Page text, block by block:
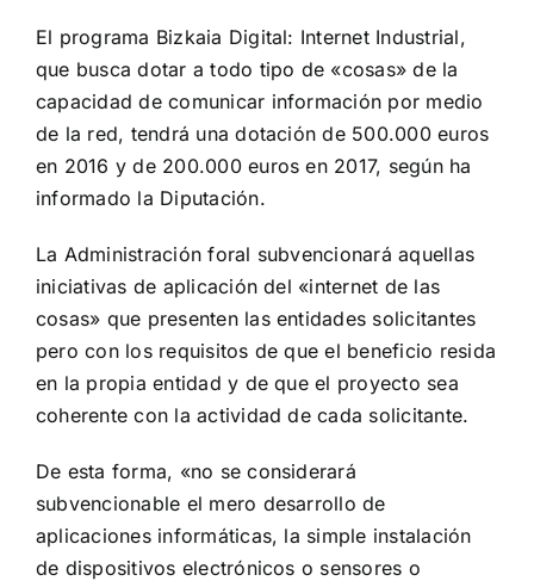
El programa Bizkaia Digital: Internet Industrial,
que busca dotar a todo tipo de «cosas» de la
capacidad de comunicar información por medio
de la red, tendrá una dotación de 500.000 euros
en 2016 y de 200.000 euros en 2017, según ha
informado la Diputación.
La Administración foral subvencionará aquellas
iniciativas de aplicación del «internet de las
cosas» que presenten las entidades solicitantes
pero con los requisitos de que el beneficio resida
en la propia entidad y de que el proyecto sea
coherente con la actividad de cada solicitante.
De esta forma, «no se considerará
subvencionable el mero desarrollo de
aplicaciones informáticas, la simple instalación
de dispositivos electrónicos o sensores o